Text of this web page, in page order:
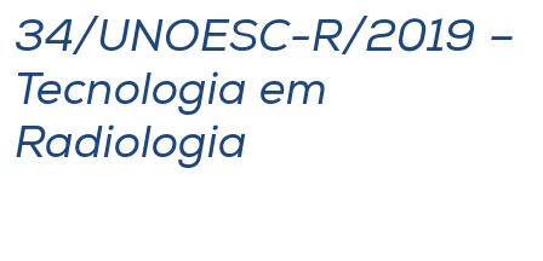
I.nova
Diplomados
34/UNOESC-R/2019 –
Tecnologia em
Radiologia